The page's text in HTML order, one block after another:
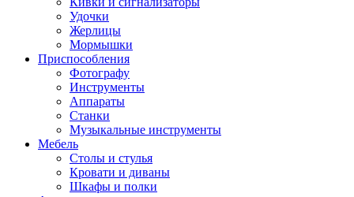
Удочки
Жерлицы
Мормышки
Приспособления
Фотографу
Инструменты
Аппараты
Станки
Музыкальные инструменты
Мебель
Столы и стулья
Кровати и диваны
Шкафы и полки